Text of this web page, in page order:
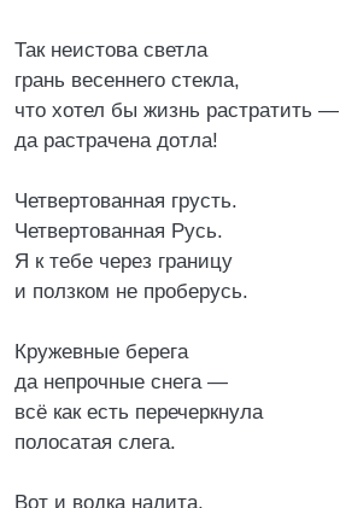
Так неистова светла
грань весеннего стекла,
что хотел бы жизнь растратить —
да растрачена дотла!
Четвертованная грусть.
Четвертованная Русь.
Я к тебе через границу
и ползком не проберусь.
Кружевные берега
да непрочные снега —
всё как есть перечеркнула
полосатая слега.
Вот и водка налита,